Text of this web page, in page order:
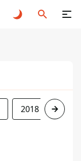
2018 2019